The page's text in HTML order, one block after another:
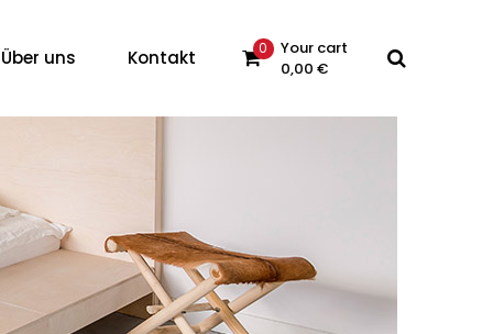
Über uns Kontakt 0
Your cart
0,00 €